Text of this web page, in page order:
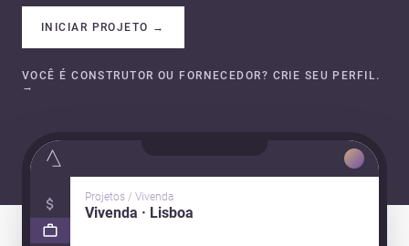
INICIAR PROJETO →
VOCÊ É CONSTRUTOR OU FORNECEDOR? CRIE SEU PERFIL.
→
Projetos / Vivenda
Vivenda · Lisboa